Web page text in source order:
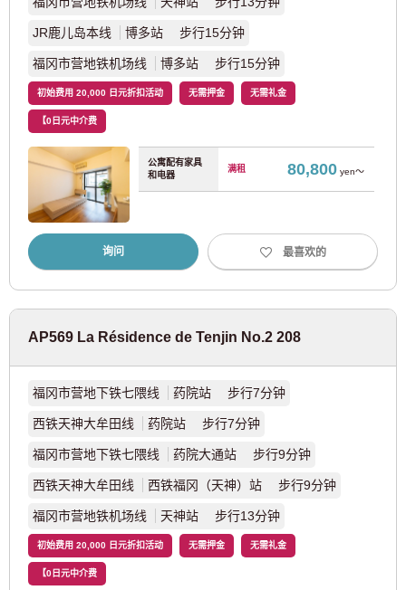
JR鹿儿岛本线 博多站 步行15分钟
福冈市营地铁机场线 博多站 步行15分钟
初始费用 20,000 日元折扣活动 无需押金 无需礼金
【0日元中介费
公寓配有家具
和电器
满租 80,800yen～
询问 最喜欢的
AP569 La Résidence de Tenjin No.2 208
福冈市营地下铁七隈线 药院站 步行7分钟
西铁天神大牟田线 药院站 步行7分钟
福冈市营地下铁七隈线 药院大通站 步行9分钟
西铁天神大牟田线 西铁福冈（天神）站 步行9分钟
福冈市营地铁机场线 天神站 步行13分钟
初始费用 20,000 日元折扣活动 无需押金 无需礼金
【0日元中介费
小田急小田原线 (80)
小田急多摩线
京成电铁
京成押上线 (3)
京成干线 (47)
京成金町线 (9)
京急电铁
京急本线 (65)
京急机场线 (4)